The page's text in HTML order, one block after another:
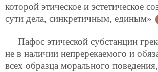
которой этическое и эстетическое
сути дела, синкретичным, единым»
Пафос этической субстанции
не в наличии непререкаемого и
всех образца морального